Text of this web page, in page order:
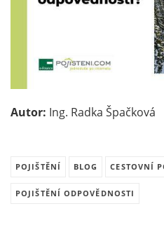
Autor: Ing. Radka Špačková
POJIŠTĚNÍ BLOG CESTOVNÍ
POJIŠTĚNÍ ODPOVĚDNOSTI